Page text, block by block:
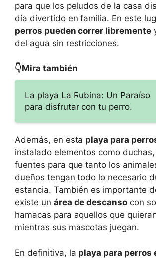
para que los peludos de la casa
día divertido en familia. En este
perros pueden correr libremente
del agua sin restricciones.
👇Mira también
La playa La Rubina: Un Paraíso
para disfrutar con tu perro.
Además, en esta playa para
instalado elementos como
fuentes para que tanto los
dueños tengan todo lo necesario
estancia. También es importante
existe un área de descanso con
hamacas para aquellos que
mientras sus mascotas juegan.
En definitiva, la playa para perros